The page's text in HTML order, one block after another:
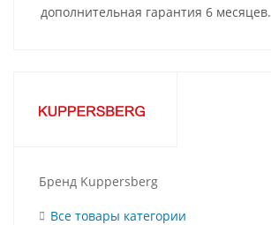
дополнительная гарантия 6 месяцев.
Бренд Kuppersberg
Все товары категории